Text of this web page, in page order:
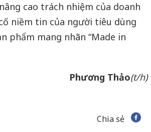
cao trách nhiệm của doanh
niềm tin của người tiêu dùng
phẩm mang nhãn “Made in
Phương Thảo(t/h)
Chia sẻ